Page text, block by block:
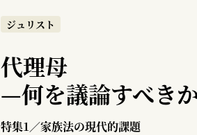
ジュリスト
代理母
—何を議論すべき
特集1／家族法の現代的課題